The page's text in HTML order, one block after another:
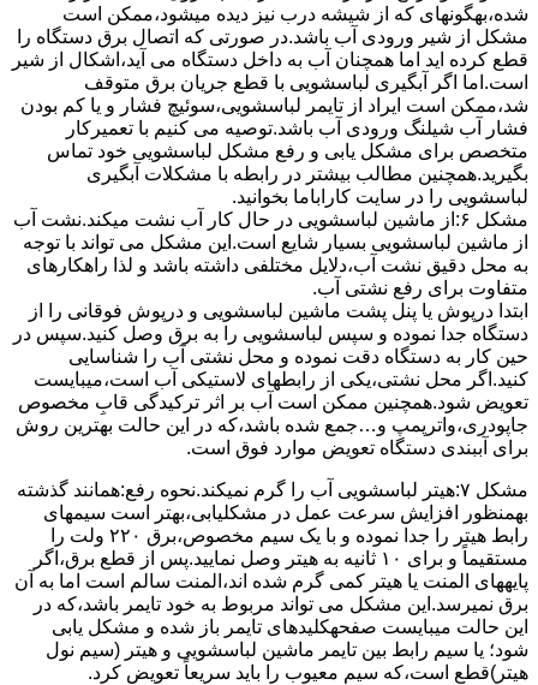
ﺷﺪه،بهگونهای ﮐﻪ از ﺷﯿﺸﻪ درب ﻧﯿﺰ دﯾﺪه میشود،ممکن است
مشکل از شیر ورودی آب باشد.در صورتی که اتصال برق دستگاه را
قطع کرده اید اما همچنان آب به داخل دستگاه می آید،اشکال از شیر
است.اما اگر آبگیری لباسشویی با قطع جریان برق متوقف
شد،ممکن است ایراد از تایمر لباسشویی،سوئیچ فشار و یا کم بودن
فشار آب شیلنگ ورودی آب باشد.توصیه می کنیم با تعمیرکار
متخصص برای مشکل یابی و رفع مشکل لباسشویی خود تماس
بگیرید.همچنین مطالب بیشتر در رابطه با مشکلات آبگیری
لباسشویی را در سایت کاراباما بخوانید.
مشکل ۶:از ﻣﺎﺷﯿﻦ لباسشویی در ﺣﺎل ﮐﺎر آب ﻧﺸﺖ میکند.نشت آب
از ماشین لباسشویی بسیار شایع است.این مشکل می تواند با توجه
به محل دقیق نشت آب،دلایل مختلفی داشته باشد و لذا راهکارهای
متفاوت برای رفع نشتی آب.
ابتدا درپوش یا پنل ﭘﺸﺖ ﻣﺎﺷﯿﻦ لباسشویی و درپوش ﻓﻮﻗﺎﻧﯽ را از
دستگاه ﺟﺪا ﻧﻤﻮده و ﺳﭙﺲ لباسشویی را ﺑﻪ ﺑﺮق وصل ﮐﻨﯿﺪ.سپس در
حین کار به دستگاه دقت نموده و ﻣﺤﻞ نشتی آب را ﺷﻨﺎﺳﺎﯾﯽ
کنید.اﮔﺮ ﻣﺤﻞ نشتی،ﯾﮑﯽ از رابطهای ﻻﺳﺘﯿﮑﯽ آب اﺳﺖ،میبایست
ﺗﻌﻮﯾﺾ شود.همچنین ﻣﻤﮑﻦ اﺳﺖ آب بر اثر ﺗﺮﮐﯿﺪﮔﯽ قابِ ﻣﺨﺼﻮص
ﺟﺎﭘﻮدری،واترپمپ و…جمع شده ﺑﺎﺷﺪ،ﮐﻪ در این حالت بهترین روش
برای آببندی دستگاه ﺗﻌﻮﯾﺾ ﻣﻮارد ﻓﻮق اﺳﺖ.
مشکل ۷:ﻫﯿﺘﺮ لباسشویی آب را ﮔﺮم نمیکند.نحوه رﻓﻊ:ﻫﻤﺎﻧﻨﺪ ﮔﺬﺷﺘﻪ
بهمنظور اﻓﺰاﯾﺶ ﺳﺮﻋﺖ ﻋﻤﻞ در مشکلیابی،بهتر است سیمهای
راﺑﻂ ﻫﯿﺘﺮ را ﺟﺪا ﻧﻤﻮده و ﺑﺎ ﯾﮏ ﺳﯿﻢ ﻣﺨﺼﻮص،برق ۲۲۰ ولت را
مستقیماً و برای ۱۰ ﺛﺎﻧﯿﻪ ﺑﻪ ﻫﯿﺘﺮ وصل نمایید.ﭘﺲ از ﻗﻄﻊ ﺑﺮق،اﮔﺮ
پایههای اﻟﻤﻨﺖ یا هیتر کمی ﮔﺮم ﺷﺪه اند،اﻟﻤﻨﺖ ﺳﺎﻟﻢ است اما ﺑﻪ آن
ﺑﺮق نمیرسد.اﯾﻦ ﻣﺸﮑﻞ می تواند مربوط به ﺧﻮد ﺗﺎﯾﻤﺮ باشد،ﮐﻪ در
این حالت میبایست صفحهکلیدهای ﺗﺎﯾﻤﺮ باز شده و مشکل یابی
شود؛ ﯾﺎ ﺳﯿﻢ راﺑﻂ ﺑﯿﻦ ﺗﺎﯾﻤﺮ ماشین لباسشویی و ﻫﯿﺘﺮ (سیم ﻧﻮل
ﻫﯿﺘﺮ)ﻗﻄﻊ اﺳﺖ،ﮐﻪ ﺳﯿﻢ ﻣﻌﯿﻮب را ﺑﺎﯾﺪ سریعاً ﺗﻌﻮﯾﺾ کرد.